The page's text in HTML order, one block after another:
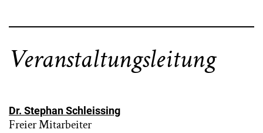
Veranstaltungsleitung
Dr. Stephan Schleissing
Freier Mitarbeiter